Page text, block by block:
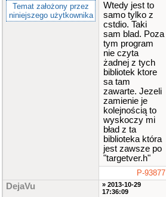
Temat założony przez
niniejszego użytkownika
Wtedy jest to
samo tylko z
cstdio. Taki
sam blad. Poza
tym program
nie czyta
żadnej z tych
bibliotek ktore
sa tam
zawarte. Jezeli
zamienie je
kolejnością to
wyskoczy mi
bład z ta
biblioteka która
jest zawsze po
"targetver.h"
P-93877
DejaVu
» 2013-10-29
17:36:09